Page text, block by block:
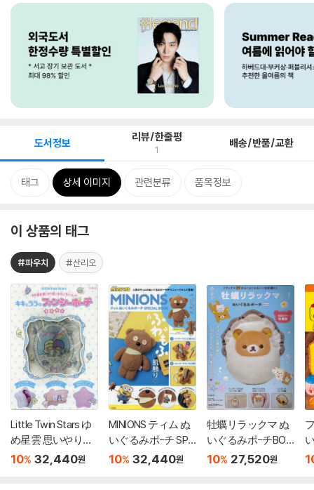
도서정보 리뷰/한줄평
1 배송/반품/교환
태그 상세 이미지 관련분류 품목정보
이 상품의 태그
#파우치 #산리오
Little Twin Stars ゆ
め星雲 思いやり星
のおもいでがつま
10% 32,440원
MINIONS ティム ぬ
いぐるみポ-チ SPE
CIAL BOOK
10% 32,440원
牡蠣リラックマ ぬ
いぐるみポ-チBOO
K
10% 27,520원